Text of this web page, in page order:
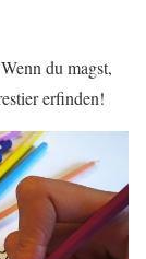
du magst,
erfinden!